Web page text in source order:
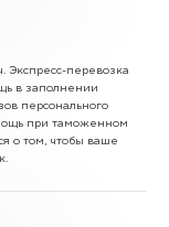
Экспресс-перевозка
в заполнении
персонального
при таможенном
о том, чтобы ваше